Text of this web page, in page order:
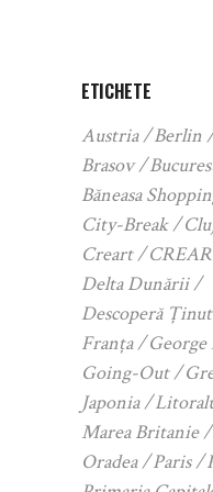
ETICHETE
Austria Berlin
Brasov
Băneasa
City-Break
Creart
Delta Dunării
Descoperă
Franța
George
Going-Out
Japonia
Marea Britanie
Oradea
Paris